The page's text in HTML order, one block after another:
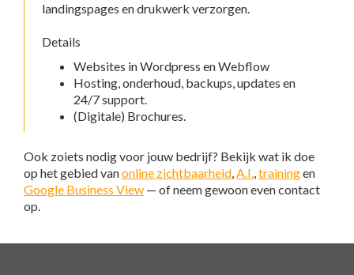
landingspages en drukwerk verzorgen.
Details
Websites in Wordpress en Webflow
Hosting, onderhoud, backups, updates en
24/7 support.
(Digitale) Brochures.
Ook zoiets nodig voor jouw bedrijf? Bekijk wat ik doe
op het gebied vanonline zichtbaarheid,A.I.,trainingen
Google Business View — of neem gewoon even contact
op.